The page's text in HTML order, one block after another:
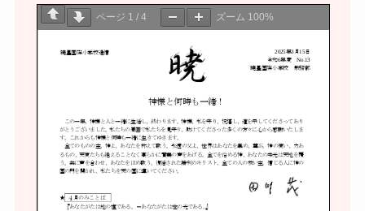
ページ 1 / 4 ズーム 100%